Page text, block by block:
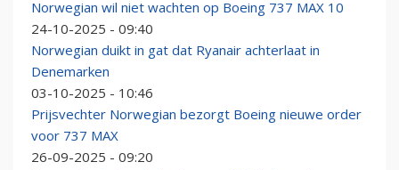
Norwegian wil niet wachten op Boeing 737 MAX 10
24-10-2025 - 09:40
Norwegian duikt in gat dat Ryanair achterlaat in
Denemarken
03-10-2025 - 10:46
Prijsvechter Norwegian bezorgt Boeing nieuwe order
voor 737 MAX
26-09-2025 - 09:20